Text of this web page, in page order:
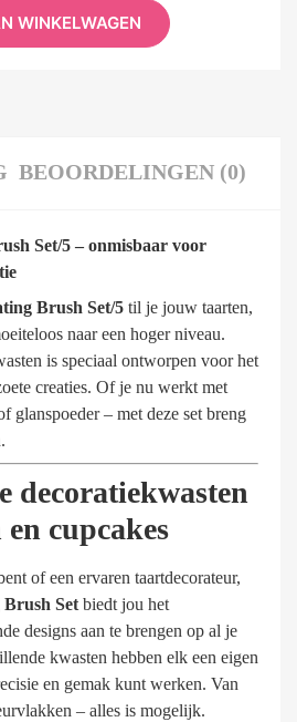
WINKELWAGEN
BEOORDELINGEN (0)
Set/5 – onmisbaar voor
Brush Set/5 til je jouw taarten,
naar een hoger niveau.
is speciaal ontworpen voor het
creaties. Of je nu werkt met
glanspoeder – met deze set breng
decoratiekwasten
cupcakes
of een ervaren taartdecorateur,
Set biedt jou het
designs aan te brengen op al je
kwasten hebben elk een eigen
en gemak kunt werken. Van
– alles is mogelijk.